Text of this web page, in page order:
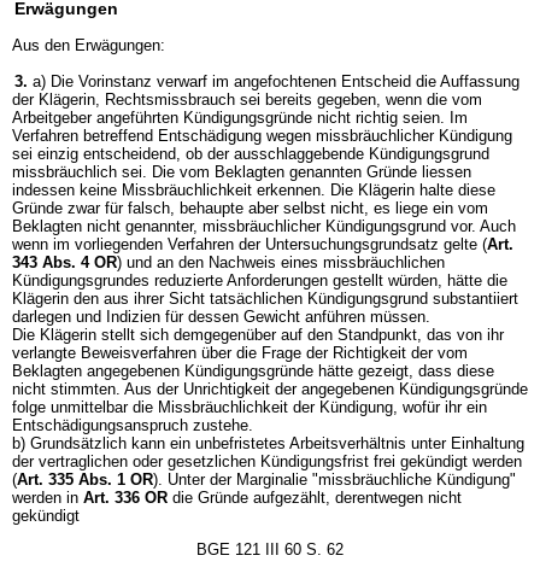
Erwägungen
Aus den Erwägungen:
3. a) Die Vorinstanz verwarf im angefochtenen Entscheid die Auffassung
der Klägerin, Rechtsmissbrauch sei bereits gegeben, wenn die vom
Arbeitgeber angeführten Kündigungsgründe nicht richtig seien. Im
Verfahren betreffend Entschädigung wegen missbräuchlicher Kündigung
sei einzig entscheidend, ob der ausschlaggebende Kündigungsgrund
missbräuchlich sei. Die vom Beklagten genannten Gründe liessen
indessen keine Missbräuchlichkeit erkennen. Die Klägerin halte diese
Gründe zwar für falsch, behaupte aber selbst nicht, es liege ein vom
Beklagten nicht genannter, missbräuchlicher Kündigungsgrund vor. Auch
wenn im vorliegenden Verfahren der Untersuchungsgrundsatz gelte (Art.
343 Abs. 4 OR) und an den Nachweis eines missbräuchlichen
Kündigungsgrundes reduzierte Anforderungen gestellt würden, hätte die
Klägerin den aus ihrer Sicht tatsächlichen Kündigungsgrund substantiiert
darlegen und Indizien für dessen Gewicht anführen müssen.
Die Klägerin stellt sich demgegenüber auf den Standpunkt, das von ihr
verlangte Beweisverfahren über die Frage der Richtigkeit der vom
Beklagten angegebenen Kündigungsgründe hätte gezeigt, dass diese
nicht stimmten. Aus der Unrichtigkeit der angegebenen Kündigungsgründe
folge unmittelbar die Missbräuchlichkeit der Kündigung, wofür ihr ein
Entschädigungsanspruch zustehe.
b) Grundsätzlich kann ein unbefristetes Arbeitsverhältnis unter Einhaltung
der vertraglichen oder gesetzlichen Kündigungsfrist frei gekündigt werden
(Art. 335 Abs. 1 OR). Unter der Marginalie "missbräuchliche Kündigung"
werden in Art. 336 OR die Gründe aufgezählt, derentwegen nicht
gekündigt
BGE 121 III 60 S. 62